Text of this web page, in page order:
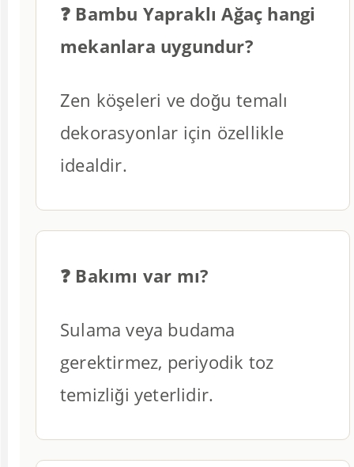
❓ Bambu Yapraklı Ağaç hangi
mekanlara uygundur?
Zen köşeleri ve doğu temalı
dekorasyonlar için özellikle
idealdir.
❓ Bakımı var mı?
Sulama veya budama
gerektirmez, periyodik toz
temizliği yeterlidir.